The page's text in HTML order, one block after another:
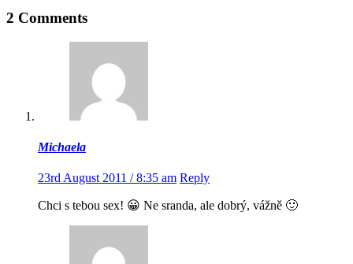
2 Comments
Michaela
23rd August 2011 / 8:35 am Reply
Chci s tebou sex! 😀 Ne sranda, ale dobrý, vážně 🙂